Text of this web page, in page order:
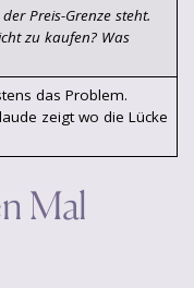
Preis-Grenze steht.
zu kaufen? Was
das Problem.
zeigt wo die Lücke
Mal